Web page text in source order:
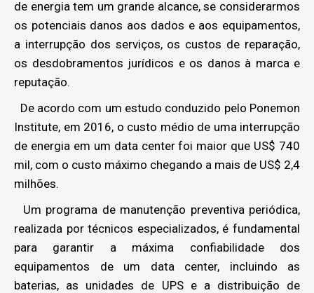
de energia tem um grande alcance, se considerarmos
os potenciais danos aos dados e aos equipamentos,
a interrupção dos serviços, os custos de reparação,
os desdobramentos jurídicos e os danos à marca e
reputação.
De acordo com um estudo conduzido pelo Ponemon
Institute, em 2016, o custo médio de uma interrupção
de energia em um data center foi maior que US$ 740
mil, com o custo máximo chegando a mais de US$ 2,4
milhões.
Um programa de manutenção preventiva periódica,
realizada por técnicos especializados, é fundamental
para garantir a máxima confiabilidade dos
equipamentos de um data center, incluindo as
baterias, as unidades de UPS e a distribuição de